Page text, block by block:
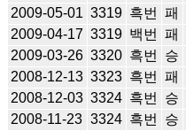
2009-05-01 3319 흑번 패
2009-04-17 3319 백번 패
2009-03-26 3320 흑번 승
2008-12-13 3323 흑번 패
2008-12-03 3324 흑번 승
2008-11-23 3324 흑번 승